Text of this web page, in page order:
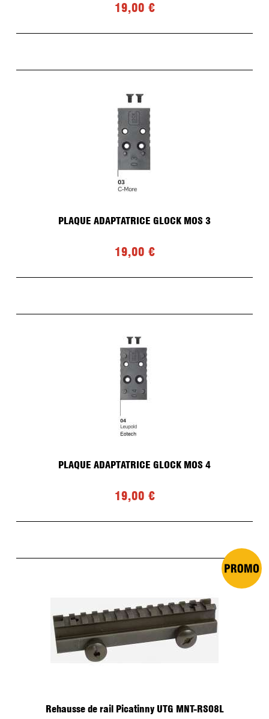
19,00 €
PLAQUE ADAPTATRICE GLOCK MOS 3
19,00 €
PLAQUE ADAPTATRICE GLOCK MOS 4
19,00 €
Rehausse de rail Picatinny UTG MNT-RS08L